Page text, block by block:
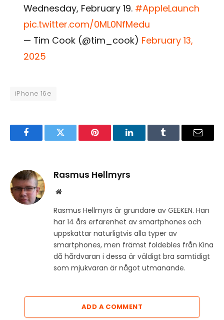
Wednesday, February 19. #AppleLaunch
pic.twitter.com/0ML0NfMedu
— Tim Cook (@tim_cook) February 13,
2025
iPhone 16e
FacebookTwitter Pinterest LinkedInTumblr Email
Rasmus Hellmyrs
Website
Rasmus Hellmyrs är grundare av GEEKEN. Han
har 14 års erfarenhet av smartphones och
uppskattar naturligtvis alla typer av
smartphones, men främst foldebles från Kina
då hårdvaran i dessa är väldigt bra samtidigt
som mjukvaran är något utmanande.
ADD A COMMENT